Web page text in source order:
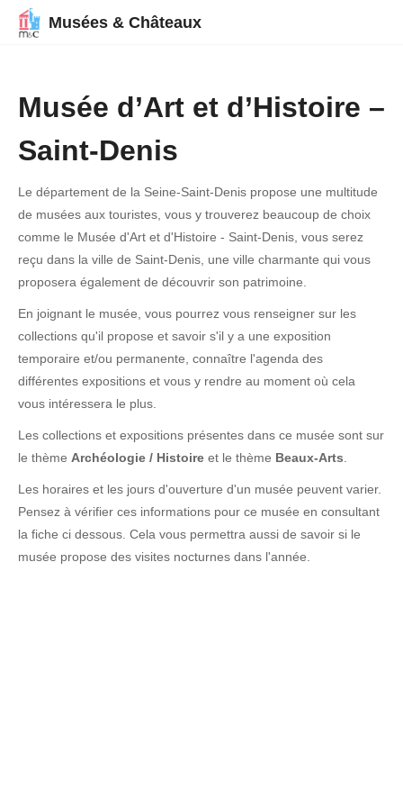
Musées & Châteaux
Musée d’Art et d’Histoire –
Saint-Denis
Le département de la Seine-Saint-Denis propose une multitude
de musées aux touristes, vous y trouverez beaucoup de choix
comme le Musée d'Art et d'Histoire - Saint-Denis, vous serez
reçu dans la ville de Saint-Denis, une ville charmante qui vous
proposera également de découvrir son patrimoine.
En joignant le musée, vous pourrez vous renseigner sur les
collections qu'il propose et savoir s'il y a une exposition
temporaire et/ou permanente, connaître l'agenda des
différentes expositions et vous y rendre au moment où cela
vous intéressera le plus.
Les collections et expositions présentes dans ce musée sont sur
le thème Archéologie / Histoire et le thème Beaux-Arts
Les horaires et les jours d'ouverture d'un musée peuvent varier.
Pensez à vérifier ces informations pour ce musée en consultant
la fiche ci dessous. Cela vous permettra aussi de savoir si le
musée propose des visites nocturnes dans l'année.